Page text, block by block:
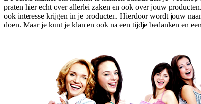
praten hier echt over allerlei zaken en ook over jouw
ook interesse krijgen in je producten. Hierdoor wordt jouw
doen. Maar je kunt je klanten ook na een tijdje bedanken en